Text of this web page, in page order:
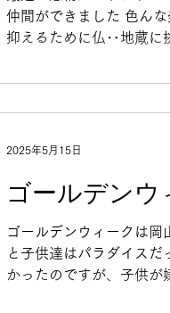
仲間ができました 色ん
抑えるために仏‥地蔵に
ん🧸🌳に逢えなくなるの
味見はみんなで伺います
ゴールデン
ゴールデンウィークは岡
と子供達はパラダイス
かったのですが、子供が
2025年5月15日